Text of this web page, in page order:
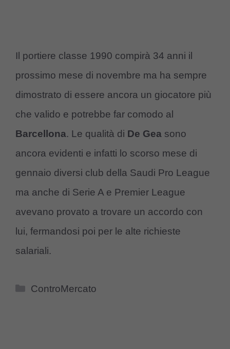
Il portiere classe 1990 compirà 34 anni il
prossimo mese di novembre ma ha sempre
dimostrato di essere ancora un giocatore più
che valido e potrebbe far comodo al
Barcellona. Le qualità di De Gea sono
ancora evidenti e infatti lo scorso mese di
gennaio diversi club della Saudi Pro League
ma anche di Serie A e Premier League
avevano provato a trovare un accordo con
lui, fermandosi poi per le alte richieste
salariali.
Categorie
ControMercato